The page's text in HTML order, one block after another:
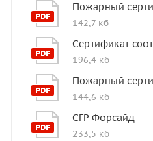
Не содержит органики -
гниению и разбуханию
Пожарный
142,7 кб
Сертификат
196,4 кб
Пожарный
144,6 кб
СГР Форсайд
233,5 кб